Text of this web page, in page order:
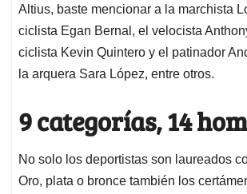
Altius, baste mencionar a la marchista
ciclista Egan Bernal, el velocista
ciclista Kevin Quintero y el patinador
la arquera Sara López, entre otros.
9 categorías, 14
No solo los deportistas son laureados
Oro, plata o bronce también los